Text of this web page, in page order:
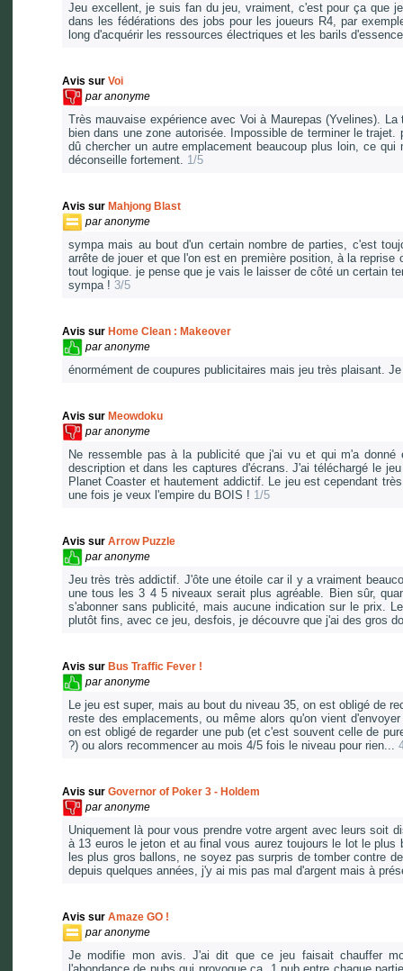
Jeu excellent, je suis fan du jeu, vraiment, c'est pour ça que
dans les fédérations des jobs pour les joueurs R4, par
long d'acquérir les ressources électriques et les barils
Avis sur Voi
paranonyme
Très mauvaise expérience avec Voi à Maurepas (Yvelines).
bien dans une zone autorisée. Impossible de terminer le
dû chercher un autre emplacement beaucoup plus loin, ce
déconseille fortement. 1/5
Avis sur Mahjong Blast
paranonyme
sympa mais au bout d'un certain nombre de parties, c'est
arrête de jouer et que l'on est en première position, à la
tout logique. je pense que je vais le laisser de côté un certain
sympa ! 3/5
Avis sur Home Clean : Makeover
paranonyme
énormément de coupures publicitaires mais jeu très plaisant.
Avis sur Meowdoku
paranonyme
Ne ressemble pas à la publicité que j'ai vu et qui m'a
description et dans les captures d'écrans. J'ai téléchargé le
Planet Coaster et hautement addictif. Le jeu est cependant
une fois je veux l'empire du BOIS ! 1/5
Avis sur Arrow Puzzle
paranonyme
Jeu très très addictif. J'ôte une étoile car il y a vraiment
une tous les 3 4 5 niveaux serait plus agréable. Bien sûr,
s'abonner sans publicité, mais aucune indication sur le prix.
plutôt fins, avec ce jeu, desfois, je découvre que j'ai des gros
Avis sur Bus Traffic Fever !
paranonyme
Le jeu est super, mais au bout du niveau 35, on est obligé de
reste des emplacements, ou même alors qu'on vient
on est obligé de regarder une pub (et c'est souvent celle de
?) ou alors recommencer au mois 4/5 fois le niveau pour rien...
Avis sur Governor of Poker 3 - Holdem
paranonyme
Uniquement là pour vous prendre votre argent avec leurs soit
à 13 euros le jeton et au final vous aurez toujours le lot le
les plus gros ballons, ne soyez pas surpris de tomber contre
depuis quelques années, j'y ai mis pas mal d'argent mais à
Avis sur Amaze GO !
paranonyme
Je modifie mon avis. J'ai dit que ce jeu faisait chauffer